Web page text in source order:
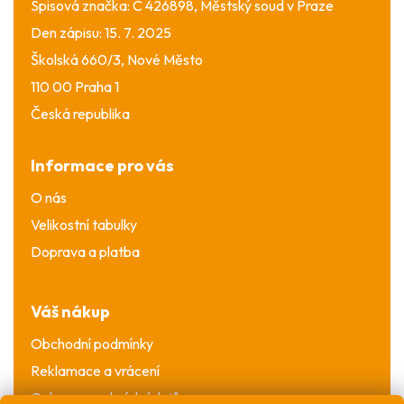
Spisová značka: C 426898, Městský soud v Praze
Den zápisu: 15. 7. 2025
Školská 660/3, Nové Město
110 00 Praha 1
Česká republika
Informace pro vás
O nás
Velikostní tabulky
Doprava a platba
Váš nákup
Obchodní podmínky
Reklamace a vrácení
Ochrana osobních údajů